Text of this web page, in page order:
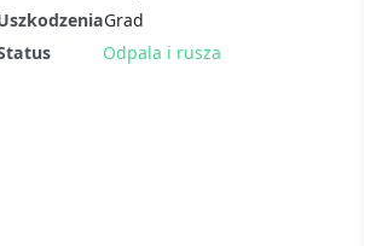
Grad
Odpala i rusza